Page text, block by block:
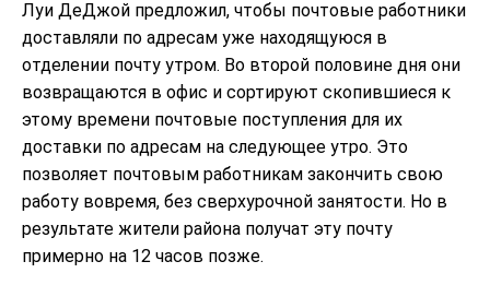
Луи ДеДжой предложил, чтобы почтовые работники
доставляли по адресам уже находящуюся в
отделении почту утром. Во второй половине дня они
возвращаются в офис и сортируют скопившиеся к
этому времени почтовые поступления для их
доставки по адресам на следующее утро. Это
позволяет почтовым работникам закончить свою
работу вовремя, без сверхурочной занятости. Но в
результате жители района получат эту почту
примерно на 12 часов позже.